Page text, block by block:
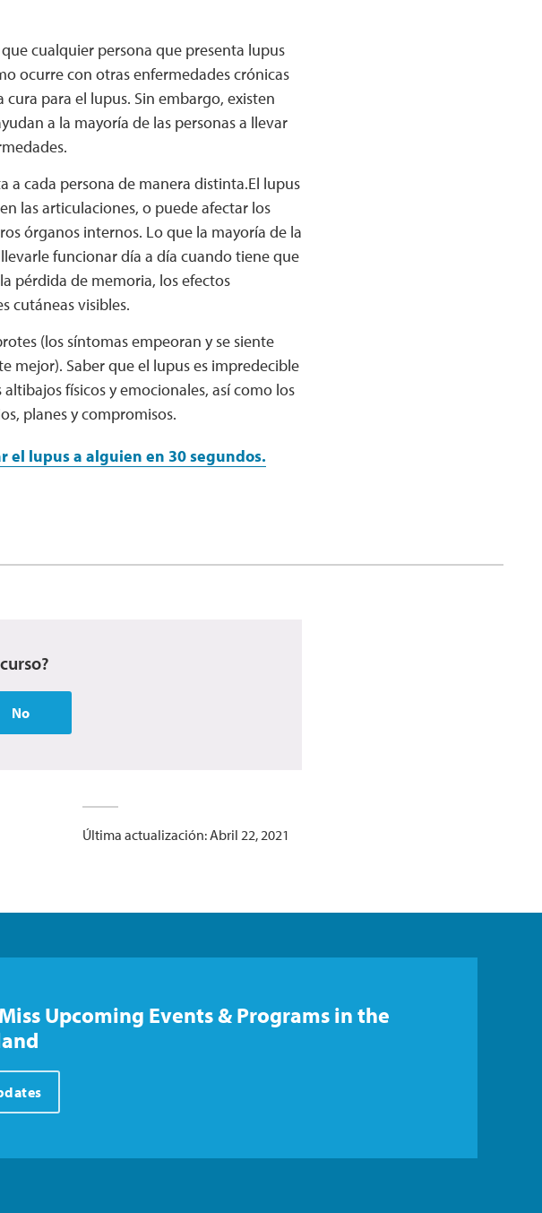
cualquier persona que presenta lupus
ocurre con otras enfermedades crónicas
para el lupus. Sin embargo, existen
a la mayoría de las personas a llevar
a cada persona de manera distinta.El lupus
las articulaciones, o puede afectar los
órganos internos. Lo que la mayoría de la
funcionar día a día cuando tiene que
pérdida de memoria, los efectos
cutáneas visibles.
(los síntomas empeoran y se siente
mejor). Saber que el lupus es impredecible
físicos y emocionales, así como los
planes y compromisos.
el lupus a alguien en 30 segundos.
No
Última actualización: Abril 22, 2021
Upcoming Events & Programs in the